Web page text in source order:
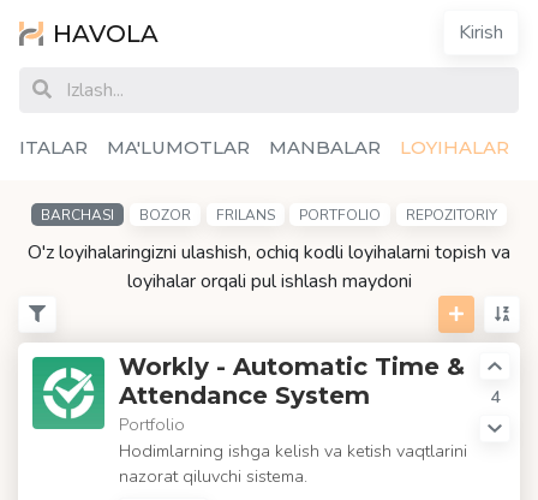
HAVOLA Kirish
MA'LUMOTLAR MANBALAR LOYIHALAR
BARCHASI BOZOR FRILANS PORTFOLIO REPOZITORIY
O'z loyihalaringizni ulashish, ochiq kodli loyihalarni topish va
loyihalar orqali pul ishlash maydoni
4
Workly - Automatic Time &
Attendance System
Portfolio
Hodimlarning ishga kelish va ketish vaqtlarini
nazorat qiluvchi sistema.